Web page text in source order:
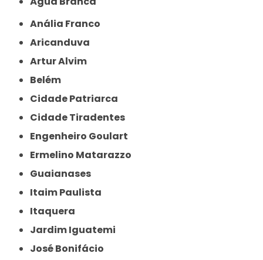
Anália Franco
Aricanduva
Artur Alvim
Belém
Cidade Patriarca
Cidade Tiradentes
Engenheiro Goulart
Ermelino Matarazzo
Guaianases
Itaim Paulista
Itaquera
Jardim Iguatemi
José Bonifácio